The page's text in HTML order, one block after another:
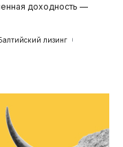
доходность —
лизинг